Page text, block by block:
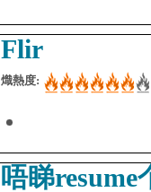
Flir
熾熱度:
唔睇